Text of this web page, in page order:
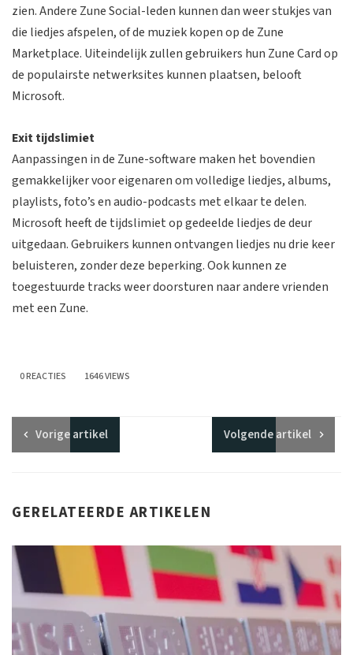
zien. Andere Zune Social-leden kunnen dan weer stukjes van
die liedjes afspelen, of de muziek kopen op de Zune
Marketplace. Uiteindelijk zullen gebruikers hun Zune Card op
de populairste netwerksites kunnen plaatsen, belooft
Microsoft.
Exit tijdslimiet
Aanpassingen in de Zune-software maken het bovendien
gemakkelijker voor eigenaren om volledige liedjes, albums,
playlists, foto’s en audio-podcasts met elkaar te delen.
Microsoft heeft de tijdslimiet op gedeelde liedjes de deur
uitgedaan. Gebruikers kunnen ontvangen liedjes nu drie keer
beluisteren, zonder deze beperking. Ook kunnen ze
toegestuurde tracks weer doorsturen naar andere vrienden
met een Zune.
0 REACTIES 1646 VIEWS
Vorigeartikel Volgendeartikel
GERELATEERDE ARTIKELEN